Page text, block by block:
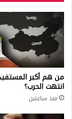
من هم أكبر
انتهت الحرب؟
منذ ساعتين